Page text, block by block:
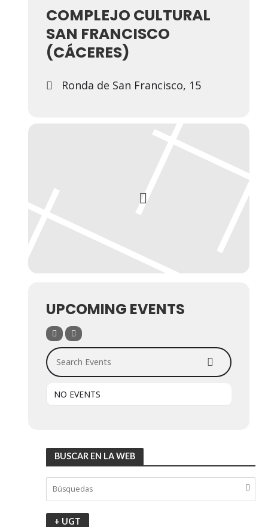
COMPLEJO CULTURAL
SAN FRANCISCO
(CÁCERES)
Ronda de San Francisco, 15
UPCOMING EVENTS
Search Events
NO EVENTS
BUSCAR EN LA WEB
+ UGT